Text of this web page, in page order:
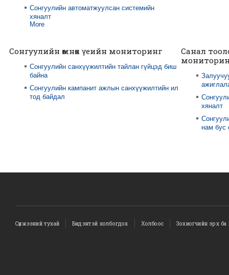
Сонгуулийн автоматжуулсан системийн
хяналт
More
Сонгуулийн өмнөх үеийн мониторинг
Сонгуулийн санхүүжилтийн тайлан гүйцэд биш
байна
Сонгуулийн кампанит ажлын санхүүжилтийн ил
тод байдал
Санал
хяналт
нам бус
Сүлжээний тухай Бидэнтэй холбогдох Холбоос Зохиогчийн эрх